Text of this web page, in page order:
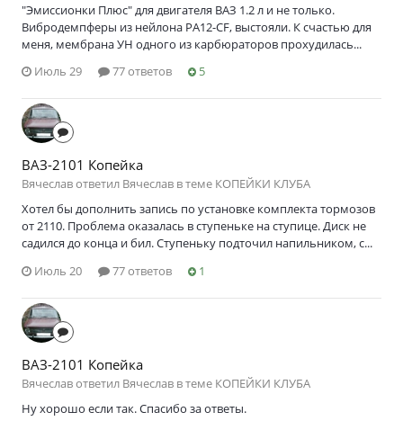
"Эмиссионки Плюс" для двигателя ВАЗ 1.2 л и не только.
Вибродемпферы из нейлона PA12-CF, выстояли. К счастью для
меня, мембрана УН одного из карбюраторов прохудилась...
Июль 29
77 ответов 5
ВАЗ-2101 Копейка
Вячеслав ответил Вячеслав в теме КОПЕЙКИ КЛУБА
Хотел бы дополнить запись по установке комплекта тормозов
от 2110. Проблема оказалась в ступеньке на ступице. Диск не
садился до конца и бил. Ступеньку подточил напильником, с...
Июль 20
77 ответов 1
ВАЗ-2101 Копейка
Вячеслав ответил Вячеслав в теме КОПЕЙКИ КЛУБА
Ну хорошо если так. Спасибо за ответы.